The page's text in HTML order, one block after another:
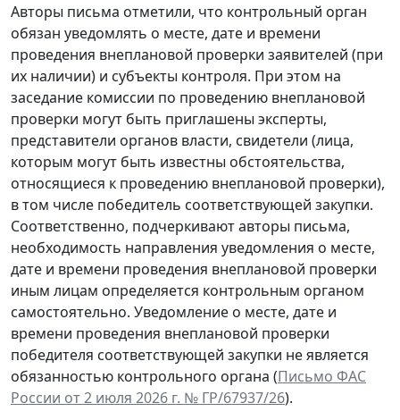
Авторы письма отметили, что контрольный орган
обязан уведомлять о месте, дате и времени
проведения внеплановой проверки заявителей (при
их наличии) и субъекты контроля. При этом на
заседание комиссии по проведению внеплановой
проверки могут быть приглашены эксперты,
представители органов власти, свидетели (лица,
которым могут быть известны обстоятельства,
относящиеся к проведению внеплановой проверки),
в том числе победитель соответствующей закупки.
Соответственно, подчеркивают авторы письма,
необходимость направления уведомления о месте,
дате и времени проведения внеплановой проверки
иным лицам определяется контрольным органом
самостоятельно. Уведомление о месте, дате и
времени проведения внеплановой проверки
победителя соответствующей закупки не является
обязанностью контрольного органа (Письмо ФАС
России от 2 июля 2026 г. № ГР/67937/26).